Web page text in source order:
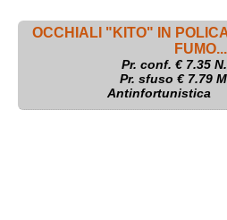
OCCHIALI "KITO" IN
FUMO...
Pr. conf. € 7.35
Pr. sfuso € 7.79
Antinfortunistica